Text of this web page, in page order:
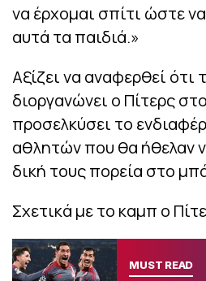
να έρχομαι σπίτι ώστε
αυτά τα παιδιά.»
Αξίζει να αναφερθεί ότι
διοργανώνει ο Πίτερς στο
προσελκύσει το
αθλητών που θα ήθελαν
δική τους πορεία στο
Σχετικά με το καμπ ο
MUST READ